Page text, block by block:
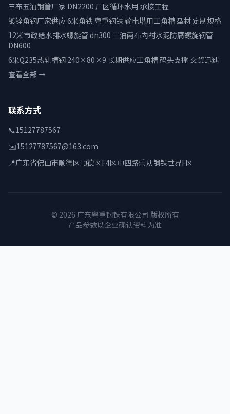
三布五油钢管厂家 DN2200 厂区循环水用 承接工程
镀锌角钢厂家供应 6米角铁 粤重钢铁 输电塔用工角槽 型材 定制规格
12米市政给水排水螺旋管 dn300 三油两布内衬水泥防腐螺旋钢管
DN600
6米Q235热轧槽钢 240×80×9 长期供应工角槽 码头支撑 交货迅速
查看全部 →
联系方式
📞15127787567
✉️15127787567@163.com
📍广东省佛山市顺德区顺德区F4区中四路乐从钢铁世界F区
© 2026 广东粤重钢铁有限公司 版权所有
产品参数以企业确认资料为准